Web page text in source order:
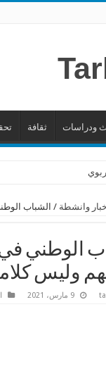
ودراسات ثقافة
وانشطة / الشباب
الوطني في
وليس
9 مارس، 2021